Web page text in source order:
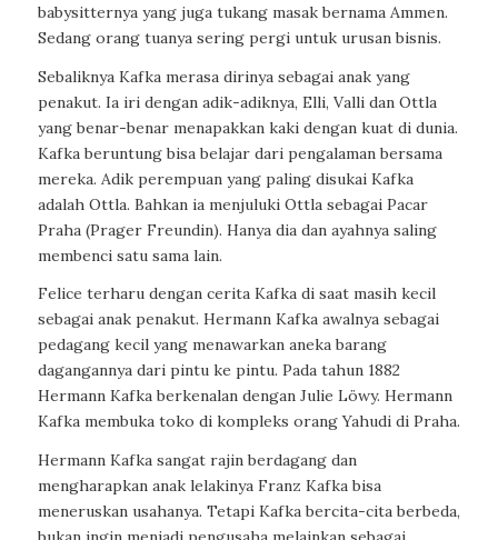
babysitternya yang juga tukang masak bernama Ammen.
Sedang orang tuanya sering pergi untuk urusan bisnis.
Sebaliknya Kafka merasa dirinya sebagai anak yang
penakut. Ia iri dengan adik-adiknya, Elli, Valli dan Ottla
yang benar-benar menapakkan kaki dengan kuat di dunia.
Kafka beruntung bisa belajar dari pengalaman bersama
mereka. Adik perempuan yang paling disukai Kafka
adalah Ottla. Bahkan ia menjuluki Ottla sebagai Pacar
Praha (Prager Freundin). Hanya dia dan ayahnya saling
membenci satu sama lain.
Felice terharu dengan cerita Kafka di saat masih kecil
sebagai anak penakut. Hermann Kafka awalnya sebagai
pedagang kecil yang menawarkan aneka barang
dagangannya dari pintu ke pintu. Pada tahun 1882
Hermann Kafka berkenalan dengan Julie Löwy. Hermann
Kafka membuka toko di kompleks orang Yahudi di Praha.
Hermann Kafka sangat rajin berdagang dan
mengharapkan anak lelakinya Franz Kafka bisa
meneruskan usahanya. Tetapi Kafka bercita-cita berbeda,